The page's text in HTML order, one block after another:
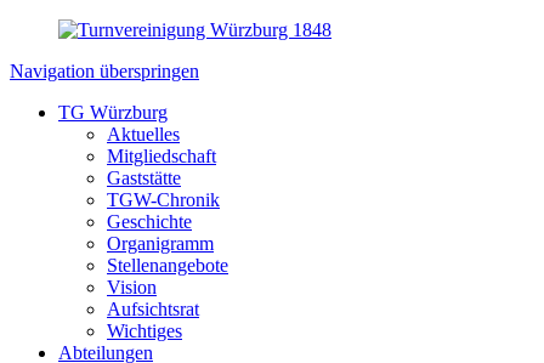
Navigation überspringen
TG Würzburg
Aktuelles
Mitgliedschaft
Gaststätte
TGW-Chronik
Geschichte
Organigramm
Stellenangebote
Vision
Aufsichtsrat
Wichtiges
Abteilungen